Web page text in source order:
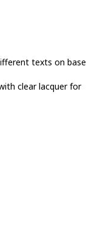
texts on base
clear lacquer for